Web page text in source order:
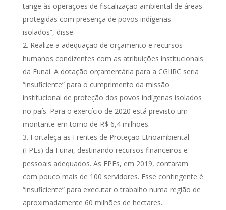
tange às operações de fiscalização ambiental de áreas
protegidas com presença de povos indígenas
isolados”, disse.
Realize a adequação de orçamento e recursos
humanos condizentes com as atribuições institucionais
da Funai. A dotação orçamentária para a CGIIRC seria
“insuficiente” para o cumprimento da missão
institucional de proteção dos povos indígenas isolados
no país. Para o exercício de 2020 está previsto um
montante em torno de R$ 6,4 milhões.
Fortaleça as Frentes de Proteção Etnoambiental
(FPEs) da Funai, destinando recursos financeiros e
pessoais adequados. As FPEs, em 2019, contaram
com pouco mais de 100 servidores. Esse contingente é
“insuficiente” para executar o trabalho numa região de
aproximadamente 60 milhões de hectares..